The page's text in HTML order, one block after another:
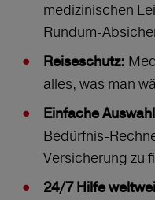
medizinischen
Reiseschutz:
alles, was man
Einfache
Versicherung zu
24/7 Hilfe